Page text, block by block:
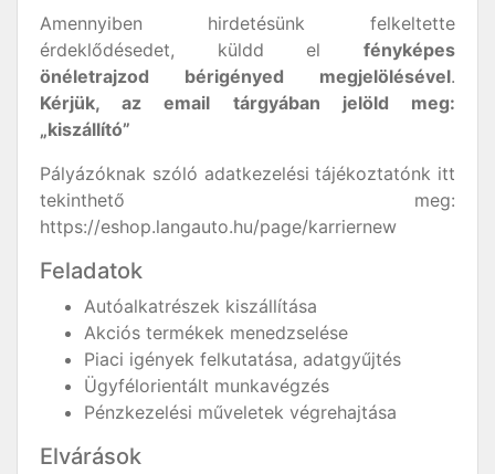
Amennyiben hirdetésünk felkeltette
érdeklődésedet, küldd el fényképes
önéletrajzod bérigényed megjelölésével.
Kérjük, az email tárgyában jelöld meg:
„kiszállító”
Pályázóknak szóló adatkezelési tájékoztatónk itt
tekinthető meg:
https://eshop.langauto.hu/page/karriernew
Feladatok
Autóalkatrészek kiszállítása
Akciós termékek menedzselése
Piaci igények felkutatása, adatgyűjtés
Ügyfélorientált munkavégzés
Pénzkezelési műveletek végrehajtása
Elvárások